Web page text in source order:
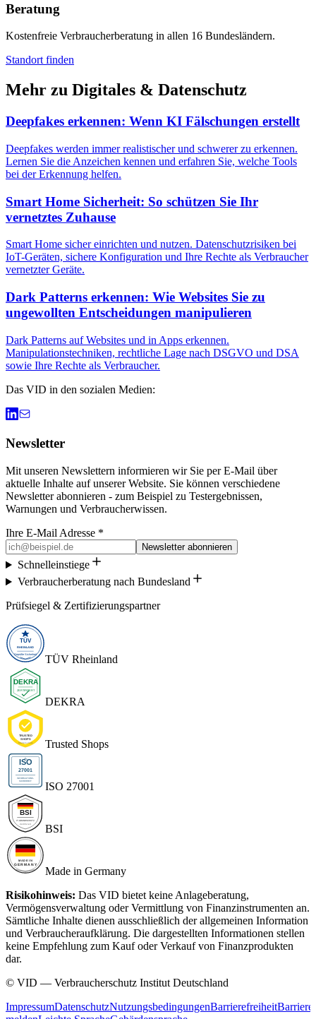
Beratung
Kostenfreie Verbraucherberatung in allen 16 Bundesländern.
Standort finden
Mehr zu Digitales & Datenschutz
Deepfakes erkennen: Wenn KI Fälschungen erstellt
Deepfakes werden immer realistischer und schwerer zu erkennen.
Lernen Sie die Anzeichen kennen und erfahren Sie, welche Tools
bei der Erkennung helfen.
Smart Home Sicherheit: So schützen Sie Ihr
vernetztes Zuhause
Smart Home sicher einrichten und nutzen. Datenschutzrisiken bei
IoT-Geräten, sichere Konfiguration und Ihre Rechte als Verbraucher
vernetzter Geräte.
Dark Patterns erkennen: Wie Websites Sie zu
ungewollten Entscheidungen manipulieren
Dark Patterns auf Websites und in Apps erkennen.
Manipulationstechniken, rechtliche Lage nach DSGVO und DSA
sowie Ihre Rechte als Verbraucher.
Das VID in den sozialen Medien:
Newsletter
Mit unseren Newslettern informieren wir Sie per E-Mail über
aktuelle Inhalte auf unserer Website. Sie können verschiedene
Newsletter abonnieren - zum Beispiel zu Testergebnissen,
Warnungen und Verbraucherwissen.
Ihre E-Mail Adresse *
Newsletter abonnieren
Schnelleinstiege
Verbraucherberatung nach Bundesland
Prüfsiegel & Zertifizierungspartner
TÜV Rheinland
DEKRA
Trusted Shops
ISO 27001
BSI
Made in Germany
Risikohinweis: Das VID bietet keine Anlageberatung,
Vermögensverwaltung oder Vermittlung von Finanzinstrumenten an.
Sämtliche Inhalte dienen ausschließlich der allgemeinen Information
und Verbraucheraufklärung. Die dargestellten Informationen stellen
keine Empfehlung zum Kauf oder Verkauf von Finanzprodukten
dar.
© VID — Verbraucherschutz Institut Deutschland
ImpressumDatenschutzNutzungsbedingungenBarrierefreiheitBarriere